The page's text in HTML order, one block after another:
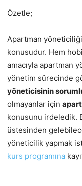
Özetle;
Apartman
konusudur. Hem
amacıyla apartman
yönetim sürecinde
yöneticisinin
olmayanlar için
konusunu irdeledik.
üstesinden
yöneticilik yapmak
kurs programına